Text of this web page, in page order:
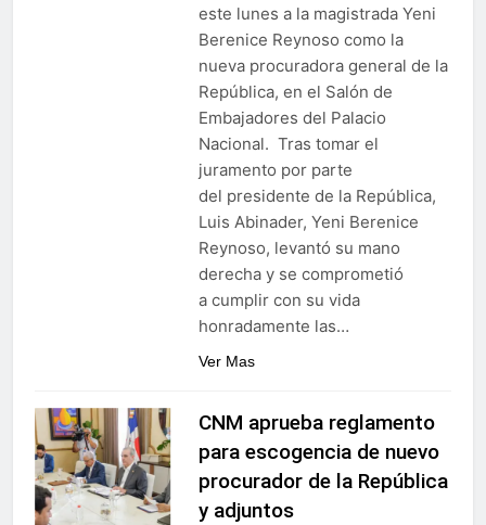
este lunes a la magistrada Yeni
Berenice Reynoso como la
nueva procuradora general de la
República, en el Salón de
Embajadores del Palacio
Nacional. Tras tomar el
juramento por parte
del presidente de la República,
Luis Abinader, Yeni Berenice
Reynoso, levantó su mano
derecha y se comprometió
a cumplir con su vida
honradamente las…
Ver Mas
CNM aprueba reglamento
para escogencia de nuevo
procurador de la República
y adjuntos